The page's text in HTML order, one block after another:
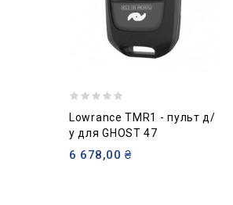
Lowrance TMR1 - пульт д/
у для GHOST 47
6 678,00 ₴